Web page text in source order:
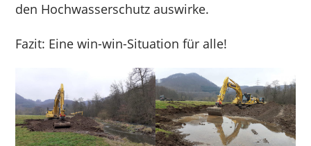
den Hochwasserschutz auswirke.
Fazit: Eine win-win-Situation für alle!